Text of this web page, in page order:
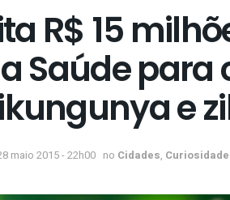
R$ 15
Saúde
e
maio 2015 - 22h00 no Cidades,